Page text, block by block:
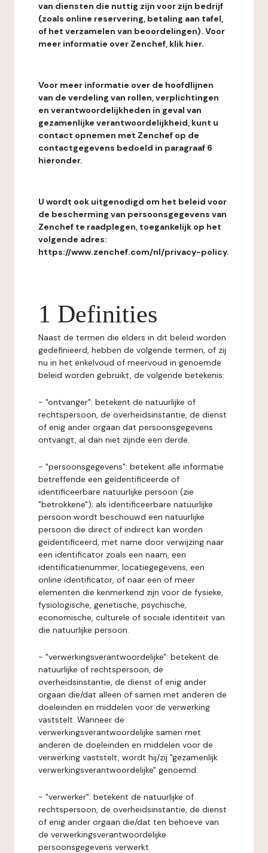
van diensten die nuttig zijn voor zijn bedrijf
(zoals online reservering, betaling aan tafel,
of het verzamelen van beoordelingen). Voor
meer informatie over Zenchef, klik hier.
Voor meer informatie over de hoofdlijnen
van de verdeling van rollen, verplichtingen
en verantwoordelijkheden in geval van
gezamenlijke verantwoordelijkheid, kunt u
contact opnemen met Zenchef op de
contactgegevens bedoeld in paragraaf 6
hieronder.
U wordt ook uitgenodigd om het beleid voor
de bescherming van persoonsgegevens van
Zenchef te raadplegen, toegankelijk op het
volgende adres:
https://www.zenchef.com/nl/privacy-policy.
1 Definities
Naast de termen die elders in dit beleid worden
gedefinieerd, hebben de volgende termen, of zij
nu in het enkelvoud of meervoud in genoemde
beleid worden gebruikt, de volgende betekenis:
- "ontvanger": betekent de natuurlijke of
rechtspersoon, de overheidsinstantie, de dienst
of enig ander orgaan dat persoonsgegevens
ontvangt, al dan niet zijnde een derde.
- "persoonsgegevens": betekent alle informatie
betreffende een geïdentificeerde of
identificeerbare natuurlijke persoon (zie
"betrokkene"); als identificeerbare natuurlijke
persoon wordt beschouwd een natuurlijke
persoon die direct of indirect kan worden
geïdentificeerd, met name door verwijzing naar
een identificator zoals een naam, een
identificatienummer, locatiegegevens, een
online identificator, of naar een of meer
elementen die kenmerkend zijn voor de fysieke,
fysiologische, genetische, psychische,
economische, culturele of sociale identiteit van
die natuurlijke persoon.
- "verwerkingsverantwoordelijke": betekent de
natuurlijke of rechtspersoon, de
overheidsinstantie, de dienst of enig ander
orgaan die/dat alleen of samen met anderen de
doeleinden en middelen voor de verwerking
vaststelt. Wanneer de
verwerkingsverantwoordelijke samen met
anderen de doeleinden en middelen voor de
verwerking vaststelt, wordt hij/zij "gezamenlijk
verwerkingsverantwoordelijke" genoemd.
- "verwerker": betekent de natuurlijke of
rechtspersoon, de overheidsinstantie, de dienst
of enig ander orgaan die/dat ten behoeve van
de verwerkingsverantwoordelijke
persoonsgegevens verwerkt.